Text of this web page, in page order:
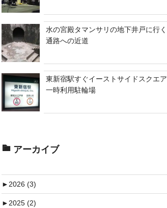
水の宮殿タマンサリの地下井戸に行く
通路への近道
東新宿駅すぐイーストサイドスクエア
一時利用駐輪場
アーカイブ
►2026 (3)
►2025 (2)